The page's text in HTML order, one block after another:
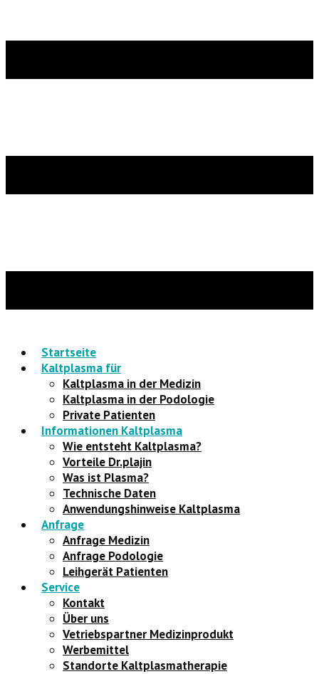
Startseite
Kaltplasma für
Kaltplasma in der Medizin
Kaltplasma in der Podologie
Private Patienten
Informationen Kaltplasma
Wie entsteht Kaltplasma?
Vorteile Dr.plajin
Was ist Plasma?
Technische Daten
Anwendungshinweise Kaltplasma
Anfrage
Anfrage Medizin
Anfrage Podologie
Leihgerät Patienten
Service
Kontakt
Über uns
Vetriebspartner Medizinprodukt
Werbemittel
Standorte Kaltplasmatherapie